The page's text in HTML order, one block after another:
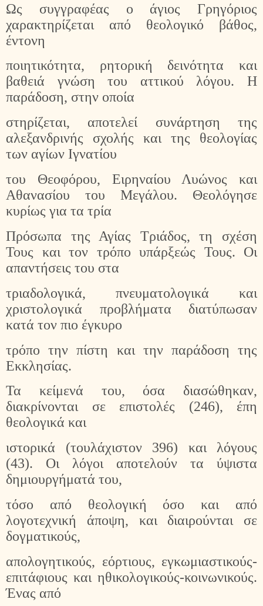
Ως συγγραφέας ο άγιος Γρηγόριος
χαρακτηρίζεται από θεολογικό βάθος,
έντονη
ποιητικότητα, ρητορική δεινότητα και
βαθειά γνώση του αττικού λόγου. Η
παράδοση, στην οποία
στηρίζεται, αποτελεί συνάρτηση της
αλεξανδρινής σχολής και της θεολογίας
των αγίων Ιγνατίου
του Θεοφόρου, Ειρηναίου Λυώνος και
Αθανασίου του Μεγάλου. Θεολόγησε
κυρίως για τα τρία
Πρόσωπα της Αγίας Τριάδος, τη σχέση
Τους και τον τρόπο υπάρξεώς Τους. Οι
απαντήσεις του στα
τριαδολογικά, πνευματολογικά και
χριστολογικά προβλήματα διατύπωσαν
κατά τον πιο έγκυρο
τρόπο την πίστη και την παράδοση της
Εκκλησίας.
Τα κείμενά του, όσα διασώθηκαν,
διακρίνονται σε επιστολές (246), έπη
θεολογικά και
ιστορικά (τουλάχιστον 396) και λόγους
(43). Οι λόγοι αποτελούν τα ύψιστα
δημιουργήματά του,
τόσο από θεολογική όσο και από
λογοτεχνική άποψη, και διαιρούνται σε
δογματικούς,
απολογητικούς, εόρτιους, εγκωμιαστικούς-
επιτάφιους και ηθικολογικούς-κοινωνικούς.
Ένας από